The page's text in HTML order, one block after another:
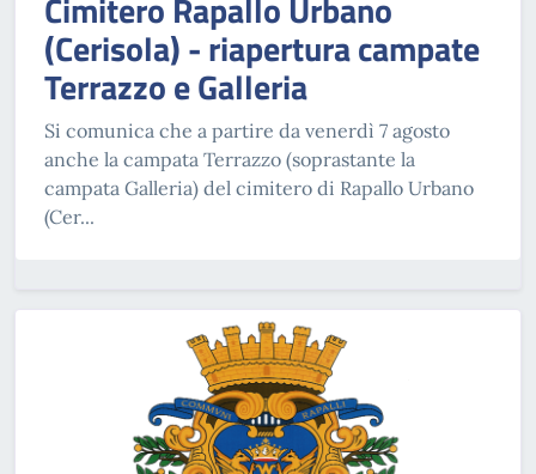
(Cerisola) - riapertura campate
Terrazzo e Galleria
Si comunica che a partire da venerdì 7 agosto
anche la campata Terrazzo (soprastante la
campata Galleria) del cimitero di Rapallo Urbano
(Cer...